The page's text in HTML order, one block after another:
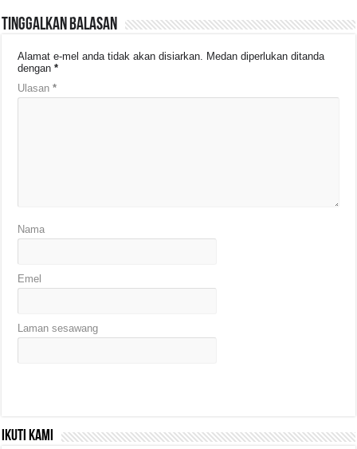
Tinggalkan Balasan
Alamat e-mel anda tidak akan disiarkan. Medan diperlukan ditanda
dengan*
Ulasan*
Nama
Emel
Laman sesawang
Ikuti kami